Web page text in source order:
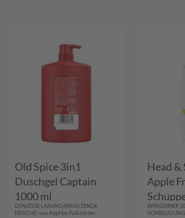
Old Spice 3in1
Duschgel Captain
1000 ml
GENIESSE LAAANGANHALTENDE
FRISCHE: von Kopf bis Fuß mit der...
Head &
Apple
800ml
WIRKSAMER